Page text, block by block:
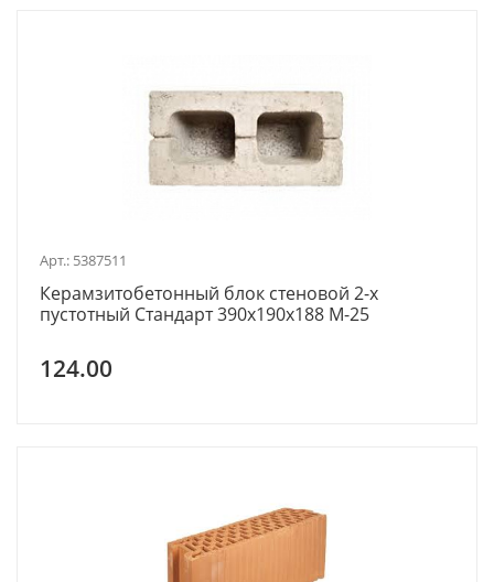
Арт.: 5387511
Керамзитобетонный блок стеновой 2-х
пустотный Стандарт 390x190x188 М-25
124.00